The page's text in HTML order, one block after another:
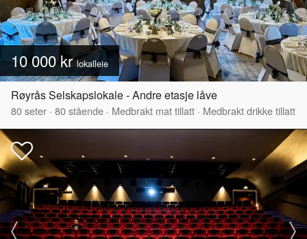
10 000 krlokalleie
Røyrås Selskapslokale - Andre etasje låve
80seter · 80stående · Medbrakt mat tillatt · Medbrakt drikke tillatt